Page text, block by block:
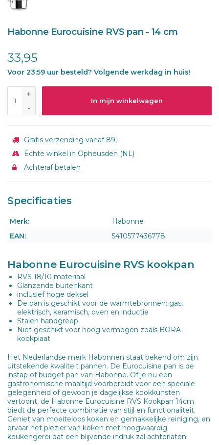
Habonne Eurocuisine RVS pan - 14 cm
33,95
Voor 23:59 uur besteld? Volgende werkdag in huis!
+
-
In mijn winkelwagen
Gratis verzending vanaf 89,-
Échte winkel in Opheusden (NL)
Achteraf betalen
Specificaties
Merk:
Habonne
EAN:
5410577436778
Habonne Eurocuisine RVS kookpan
RVS 18/10 materiaal
Glanzende buitenkant
inclusief hoge deksel
De pan is geschikt voor de warmtebronnen: gas,
elektrisch, keramisch, oven en inductie
Stalen handgreep
Niet geschikt voor hoog vermogen zoals BORA
kookplaat
Het Nederlandse merk Habonnen staat bekend om zijn
uitstekende kwaliteit pannen. De Eurocuisine pan is de
instap of budget pan van Habonne. Of je nu een
gastronomische maaltijd voorbereidt voor een speciale
gelegenheid of gewoon je dagelijkse kookkunsten
vertoont, de Habonne Eurocuisine RVS Kookpan 14cm
biedt de perfecte combinatie van stijl en functionaliteit.
Geniet van moeiteloos koken en gemakkelijke reiniging, en
ervaar het plezier van koken met hoogwaardig
keukengerei dat een blijvende indruk zal achterlaten.